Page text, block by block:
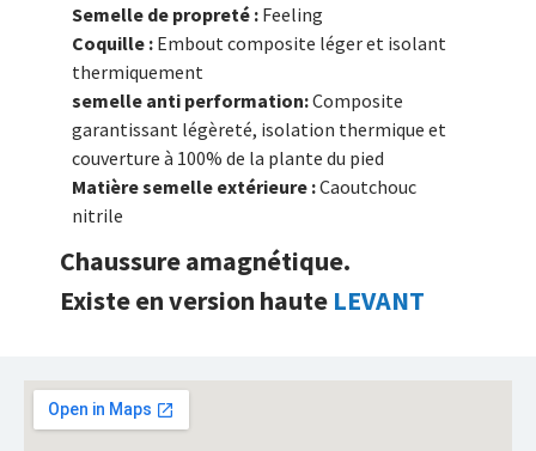
Semelle de propreté : Feeling
Coquille : Embout composite léger et isolant
thermiquement
semelle anti performation:Composite
garantissant légèreté, isolation thermique et
couverture à 100% de la plante du pied
Matière semelle extérieure :Caoutchouc
nitrile
Chaussure amagnétique.
Existe en version haute LEVANT